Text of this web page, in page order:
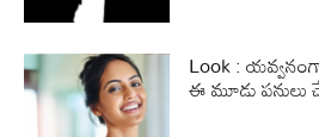
Look :
ఈ మూడు